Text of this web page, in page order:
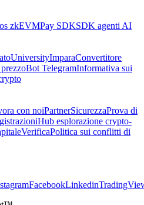
zkEVMPay SDKSDK agenti AI
UniversityImparaConvertitore
Bot TelegramInformativa sui
con noiPartnerSicurezzaProva di
Hub esplorazione crypto-
VerificaPolitica sui conflitti di
FacebookLinkedin